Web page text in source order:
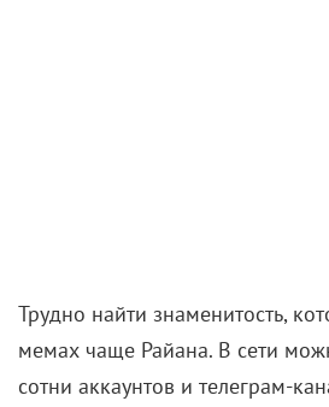
Трудно найти знаменитость,
мемах чаще Райана. В сети
сотни аккаунтов и телеграм-